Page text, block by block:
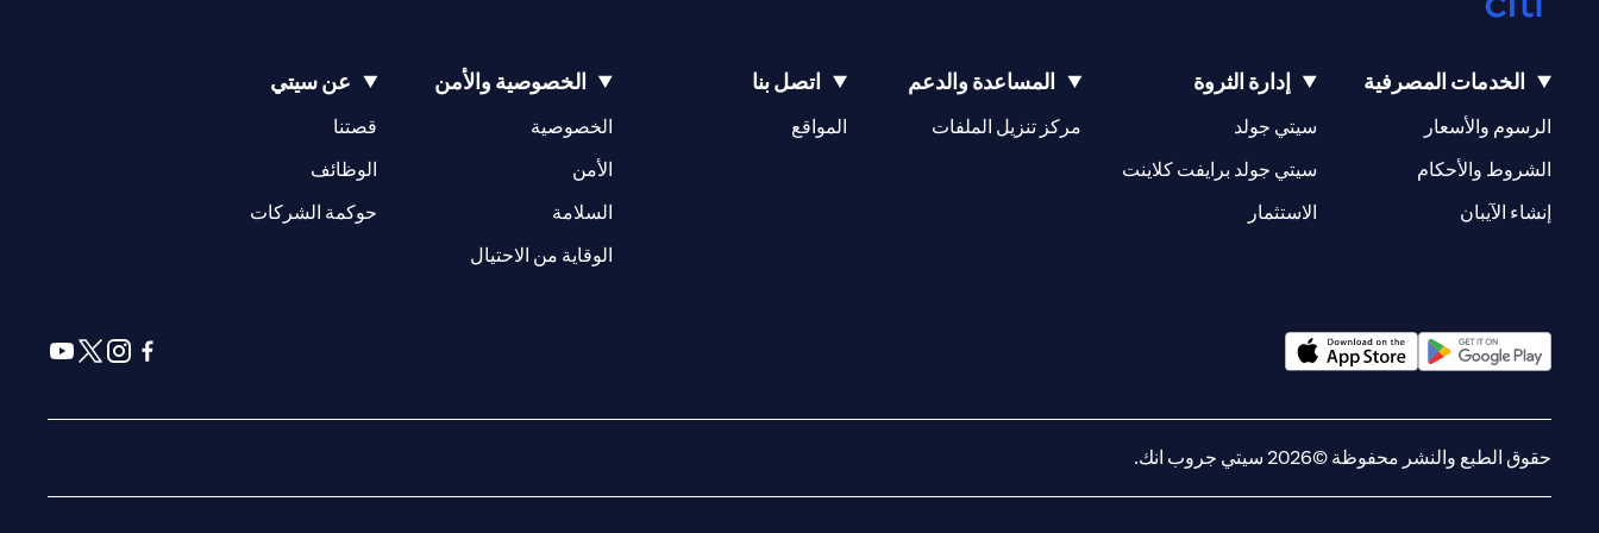
الخدمات المصرفية
الرسوم والأسعار
الشروط والأحكام
إنشاء الآيبان
إدارة الثروة
سيتي جولد
سيتي جولد برايفت كلاينت
الاستثمار
المساعدة والدعم
مركز تنزيل الملفات
اتصل بنا
المواقع
(opens in a new tab)
الخصوصية والأمن
الخصوصية
الأمن
السلامة
الوقاية من الاحتيال
عن سيتي
قصتنا
(opens in a new tab)
الوظائف
(opens in a new tab)
حوكمة الشركات
(opens in a new tab)
حقوق الطبع والنشر محفوظة ©2026 سيتي جروب انك.